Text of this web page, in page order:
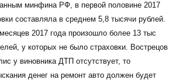
минфина РФ, в первой половине 2017
составляла в среднем 5,8 тысячи рублей.
2017 года произошло более 13 тыс
у которых не было страховки. Вострецов
у виновника ДТП отсутствует, то
денег на ремонт авто должен будет